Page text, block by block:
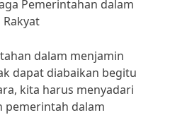
Pemerintahan dalam
dalam menjamin
dapat diabaikan begitu
kita harus menyadari
pemerintah dalam